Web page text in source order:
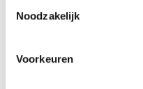
Noodzakelijk
Voorkeuren
in Delft bij Used
Ze kopen daar